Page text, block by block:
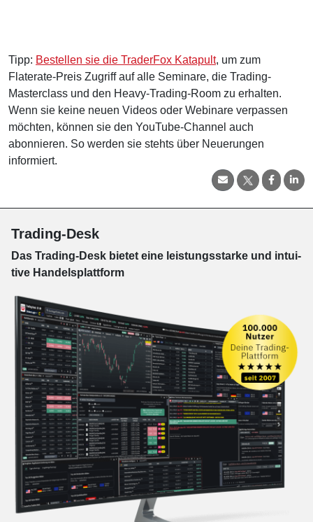
Tipp: Bestellen sie die TraderFox Katapult, um zum
Flaterate-Preis Zugriff auf alle Seminare, die Trading-
Masterclass und den Heavy-Trading-Room zu erhalten.
Wenn sie keine neuen Videos oder Webinare verpassen
möchten, können sie den YouTube-Channel auch
abonnieren. So werden sie stehts über Neuerungen
informiert.
Trading-Desk
Das Trading-Desk bie­tet eine leis­tungs­star­ke und in­tui­
tive Han­dels­platt­form